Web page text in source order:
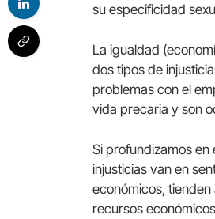
su especificidad
La igualdad
dos tipos de
problemas con el
vida precaria y son
Si profundizamos
injusticias van en
económicos,
recursos